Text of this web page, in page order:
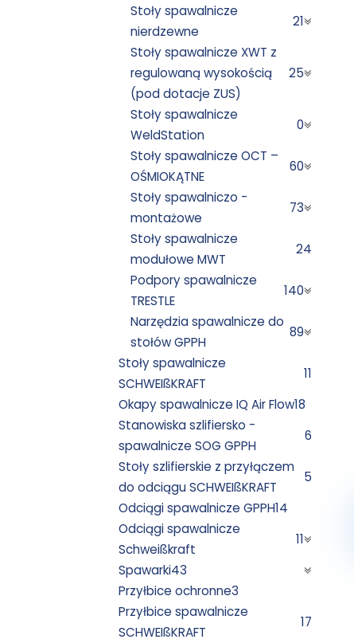
Stoły spawalnicze
nierdzewne
21
Stoły spawalnicze XWT z
regulowaną wysokością
(pod dotacje ZUS)
25
Stoły spawalnicze
WeldStation
0
Stoły spawalnicze OCT –
OŚMIOKĄTNE
60
Stoły spawalniczo -
montażowe
73
Stoły spawalnicze
modułowe MWT
24
Podpory spawalnicze
TRESTLE
140
Narzędzia spawalnicze do
stołów GPPH
89
Stoły spawalnicze
SCHWEIßKRAFT
11
Okapy spawalnicze IQ Air Flow18
Stanowiska szlifiersko -
spawalnicze SOG GPPH
6
Stoły szlifierskie z przyłączem
do odciągu SCHWEIßKRAFT
5
Odciągi spawalnicze GPPH14
Odciągi spawalnicze
Schweißkraft
11
Spawarki43
Przyłbice ochronne3
Przyłbice spawalnicze
SCHWEIßKRAFT
17